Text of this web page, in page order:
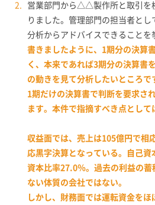
営業部門から△△製作所と取引を
りました。管理部門の担当者と
分析からアドバイスできることを
書きましたように、1期分の決算
く、本来であれば3期分の決算書
の動きを見て分析したいところで
1期だけの決算書で判断を要求さ
ます。本件で指摘すべき点として
収益面では、売上は105億円で相
応黒字決算となっている。自己
資本比率27.0％。過去の利益の蓄
ない体質の会社ではない。
しかし、財務面では運転資金を